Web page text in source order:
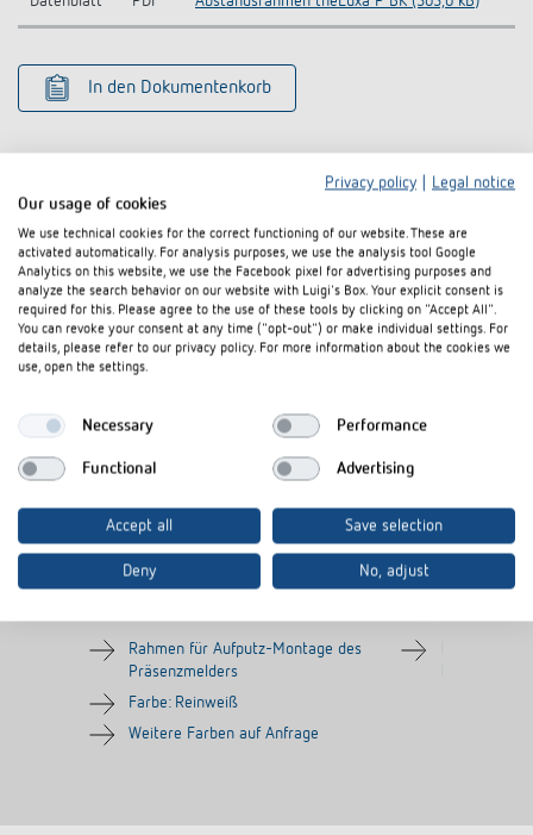
In den Dokumentenkorb
Ähnliche Produkte
AP-Rahmen 100A WH
Rahmen für Aufputz-Montage des
Präsenzmelders
Farbe: Reinweiß
Weitere Farben auf Anfrage
AP-Rahmen
Privacy policy
Legal notice
Our usage of cookies
We use technical cookies for the correct functioning of our website. These are
activated automatically. For analysis purposes, we use the analysis tool Google
Analytics on this website, we use the Facebook pixel for advertising purposes and
analyze the search behavior on our website with Luigi's Box. Your explicit consent is
required for this. Please agree to the use of these tools by clicking on "Accept All".
You can revoke your consent at any time ("opt-out") or make individual settings. For
details, please refer to our privacy policy. For more information about the cookies we
use, open the settings.
Necessary Performance
Functional Advertising
Accept all Save selection
Deny No, adjust